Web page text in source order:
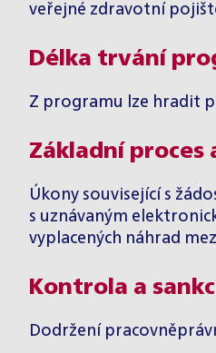
veřejné zdravotní
Délka trvání
Z programu lze hradit
Základní proces
Úkony související s
s uznávaným
vyplacených náhrad
Kontrola a
Dodržení